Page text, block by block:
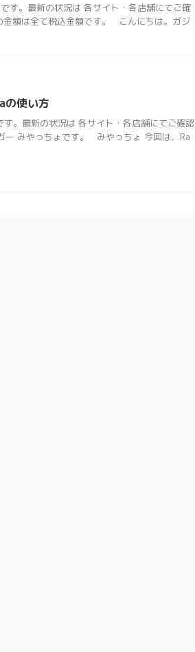
す。最新の状況は 各サイト・各店舗にてご確
金額は全て税込金額です。 こんにちは。ガジ
の使い方
。最新の状況は 各サイト・各店舗にてご確認
みやっちょです。 みやっちょ 今回は、Ra